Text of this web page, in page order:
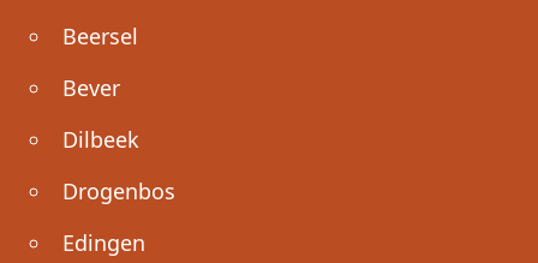
Beersel
Bever
Dilbeek
Drogenbos
Edingen